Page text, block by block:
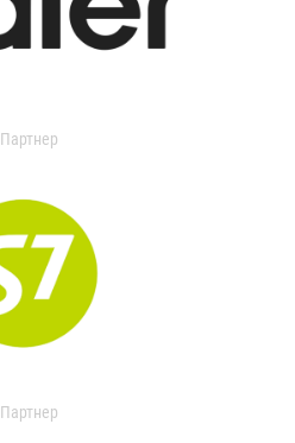
Партнер
Партнер